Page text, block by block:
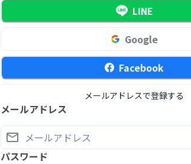
LINE
Google
Facebook
メールアドレスで登録する
メールアドレス
パスワード